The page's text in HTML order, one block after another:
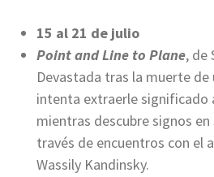
15 al 21 de julio
Point and Line to Plane, de
Devastada tras la muerte de
intenta extraerle significado
mientras descubre signos en
través de encuentros con el
Wassily Kandinsky.